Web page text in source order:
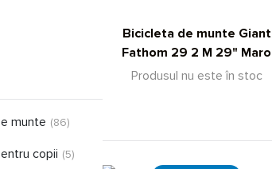
munte (86)
copii (5)
Bicicleta de munte Giant
Fathom 29 2 M 29" Maro
Produsul nu este în stoc